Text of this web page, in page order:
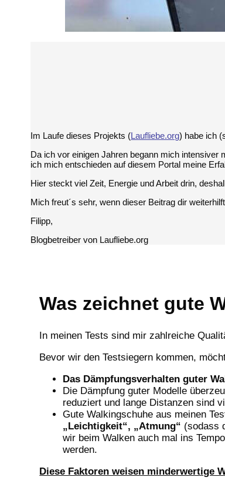
Im Laufe dieses Projekts (Laufliebe.org) habe ich
Da ich vor einigen Jahren begann mich
ich mich entschieden auf diesem Portal meine
Hier steckt viel Zeit, Energie und Arbeit drin,
Mich freut´s sehr, wenn dieser Beitrag dir
Filipp,
Blogbetreiber von Laufliebe.org
Was zeichnet gute
In meinen Tests sind mir zahlreiche
Bevor wir den Testsiegern kommen,
Das Dämpfungsverhalten guter
Die Dämpfung guter Modelle
reduziert und lange Distanzen sind
Gute Walkingschuhe aus meinen
„Leichtigkeit“, „Atmung“ (sodass
wir beim Walken auch mal ins
werden.
Diese Faktoren weisen minderwertige